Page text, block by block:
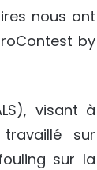
nous ont
by
visant à
sur
sur la